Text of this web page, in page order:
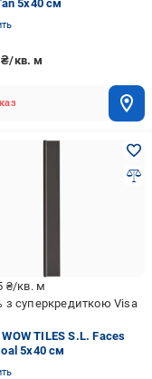
5x40 см
₴/кв. м
₴/кв. м
з суперкредиткою Visa
TILES S.L. Faces
5x40 см